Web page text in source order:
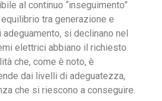
al continuo “inseguimento”
tra generazione e
si declinano nel
elettrici abbiano il richiesto
che, come è noto, è
dai livelli di adeguatezza,
che si riescono a conseguire.